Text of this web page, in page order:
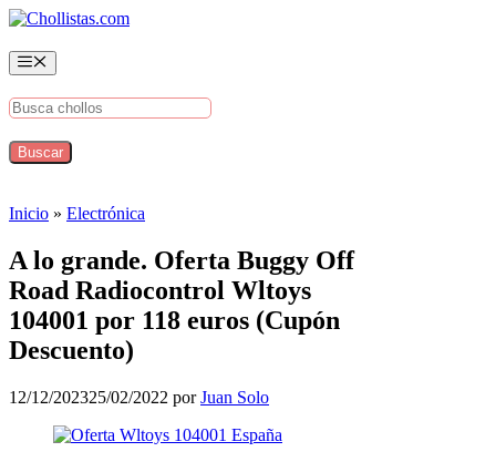
Saltar
contenido
Menú
Inicio » Electrónica
A lo grande. Oferta Buggy Off
Road Radiocontrol Wltoys
104001 por 118 euros (Cupón
Descuento)
12/12/202325/02/2022 porJuan Solo